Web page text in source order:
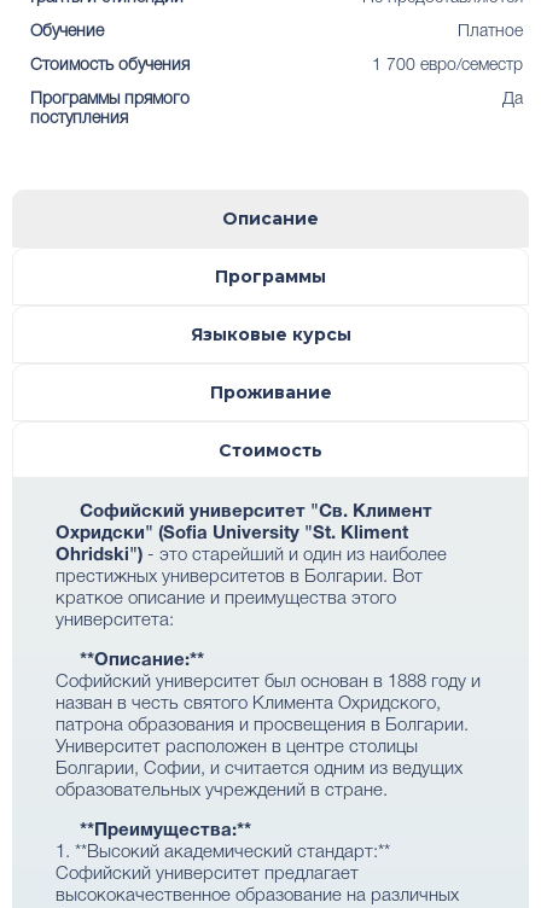
Обучение Платное
Стоимость обучения 1 700 евро/семестр
Программы прямого
поступления
Да
Описание
Программы
Языковые курсы
Проживание
Стоимость
Софийский университет "Св. Климент
Охридски" (Sofia University "St. Kliment
Ohridski") - это старейший и один из наиболее
престижных университетов в Болгарии. Вот
краткое описание и преимущества этого
университета:
**Описание:**
Софийский университет был основан в 1888 году и
назван в честь святого Климента Охридского,
патрона образования и просвещения в Болгарии.
Университет расположен в центре столицы
Болгарии, Софии, и считается одним из ведущих
образовательных учреждений в стране.
**Преимущества:**
1. **Высокий академический стандарт:**
Софийский университет предлагает
высококачественное образование на различных